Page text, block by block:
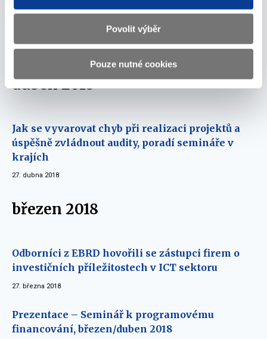
Povolit výběr
Pouze nutné cookies
Česko udává evropský trend v regulaci hazardu
01. června 2018
duben 2018
Jak se vyvarovat chyb při realizaci projektů a
úspěšně zvládnout audity, poradí semináře v
krajích
27. dubna 2018
březen 2018
Odborníci z EBRD hovořili se zástupci firem o
investičních příležitostech v ICT sektoru
27. března 2018
Prezentace – Seminář k programovému
financování, březen/duben 2018